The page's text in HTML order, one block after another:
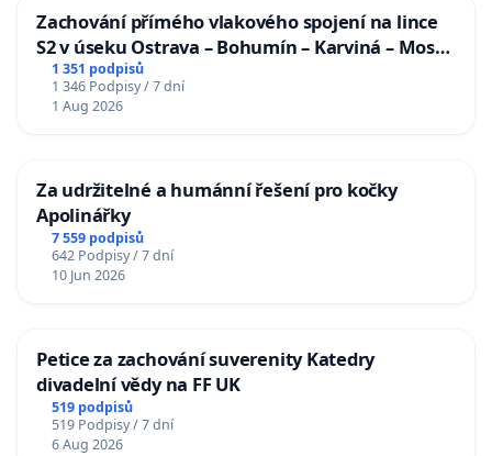
Zachování přímého vlakového spojení na lince
S2 v úseku Ostrava – Bohumín – Karviná – Mosty
u Jablunkova
1 351 podpisů
1 346 Podpisy / 7 dní
1 Aug 2026
Za udržitelné a humánní řešení pro kočky
Apolinářky
7 559 podpisů
642 Podpisy / 7 dní
10 Jun 2026
Petice za zachování suverenity Katedry
divadelní vědy na FF UK
519 podpisů
519 Podpisy / 7 dní
6 Aug 2026